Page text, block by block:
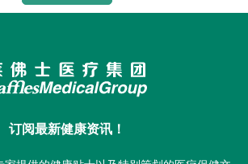
订阅最新健康资讯！